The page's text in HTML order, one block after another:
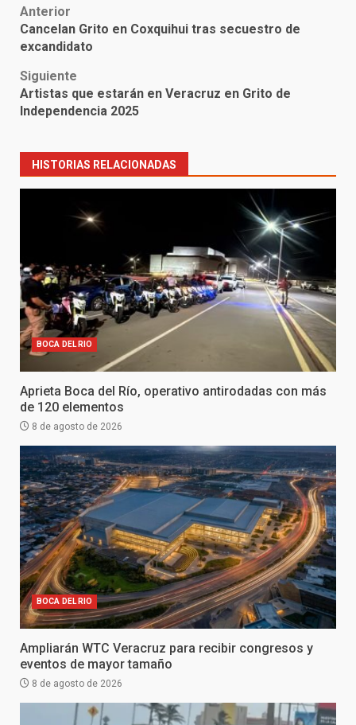
Post
navigation
Anterior
Cancelan Grito en Coxquihui tras secuestro de
excandidato
Siguiente
Artistas que estarán en Veracruz en Grito de
Independencia 2025
HISTORIAS RELACIONADAS
BOCA DEL RIO
Aprieta Boca del Río, operativo antirodadas con más
de 120 elementos
8 de agosto de 2026
BOCA DEL RIO
Ampliarán WTC Veracruz para recibir congresos y
eventos de mayor tamaño
8 de agosto de 2026